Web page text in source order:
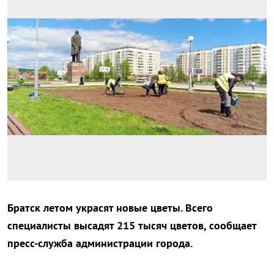
Братск летом украсят новые цветы. Всего
специалисты высадят 215 тысяч цветов, сообщает
пресс-служба администрации города.